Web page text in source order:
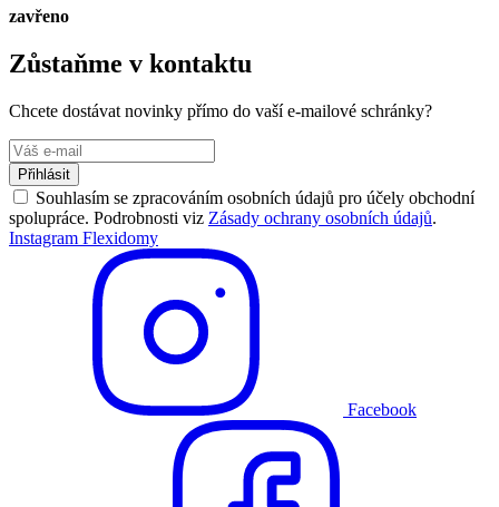
zavřeno
Zůstaňme v kontaktu
Chcete dostávat novinky přímo do vaší e-mailové schránky?
Přihlásit
Souhlasím se zpracováním osobních údajů pro účely obchodní
spolupráce. Podrobnosti viz Zásady ochrany osobních údajů.
Instagram Flexidomy
Facebook